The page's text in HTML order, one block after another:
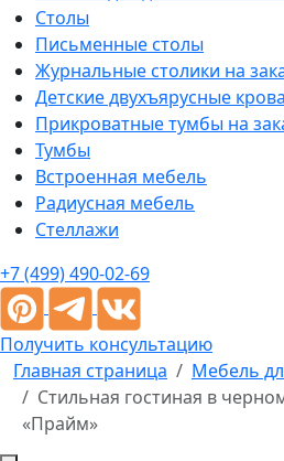
Столы
Письменные столы
Журнальные столики на
Детские двухъярусные
Прикроватные тумбы на
Тумбы
Встроенная мебель
Радиусная мебель
Стеллажи
+7 (499) 490-02-69
Получить консультацию
Главная страница
Мебель
Стильная гостиная в
«Прайм»